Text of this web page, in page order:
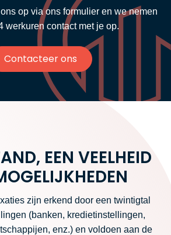
op via ons formulier en we nemen
werkuren contact met je op.
Contacteer ons
EEN VEELHEID
zijn erkend door een twintigtal
(banken, kredietinstellingen,
enz.) en voldoen aan de